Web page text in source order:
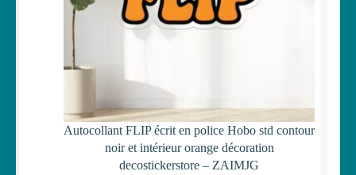
Autocollant FLIP écrit en police Hobo std contour
noir et intérieur orange décoration
decostickerstore – ZAIMJG